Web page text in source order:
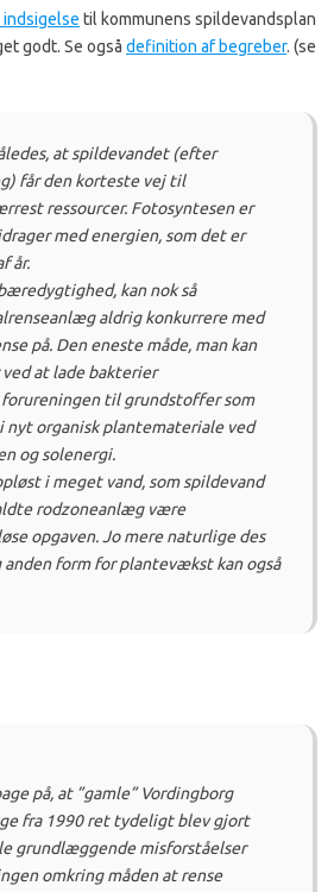
til kommunens spildevandsplan
godt. Se også definition af begreber. (se
at spildevandet (efter
får den korteste vej til
ressourcer. Fotosyntesen er
med energien, som det er
år.
kan nok så
aldrig konkurrere med
på. Den eneste måde, man kan
at lade bakterier
til grundstoffer som
nyt organisk plantemateriale ved
og solenergi.
i meget vand, som spildevand
rodzoneanlæg være
opgaven. Jo mere naturlige des
form for plantevækst kan også
på, at ”gamle” Vordingborg
fra 1990 ret tydeligt blev gjort
grundlæggende misforståelser
omkring måden at rense